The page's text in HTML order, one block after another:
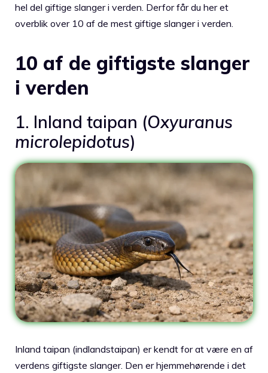
hel del giftige slanger i verden. Derfor får du her et
overblik over 10 af de mest giftige slanger i verden.
10 af de giftigste slanger
i verden
1. Inland taipan (Oxyuranus
microlepidotus)
Inland taipan (indlandstaipan) er kendt for at være en af
verdens giftigste slanger. Den er hjemmehørende i det